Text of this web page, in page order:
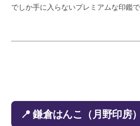
でしか手に入らないプレミアムな印鑑で
📍 鎌倉はんこ（月野印房